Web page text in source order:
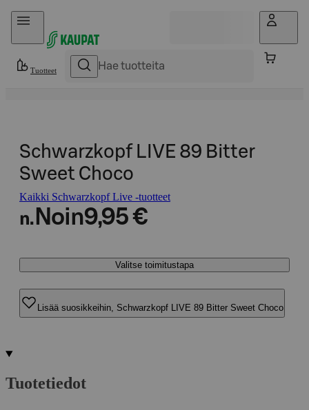
Hyppää sisältöön
Tuotteet
Schwarzkopf LIVE 89 Bitter
Sweet Choco
Kaikki Schwarzkopf Live -tuotteet
n. Noin9,95 €
Valitse toimitustapa
Lisää suosikkeihin, Schwarzkopf LIVE 89 Bitter Sweet Choco
Tuotetiedot